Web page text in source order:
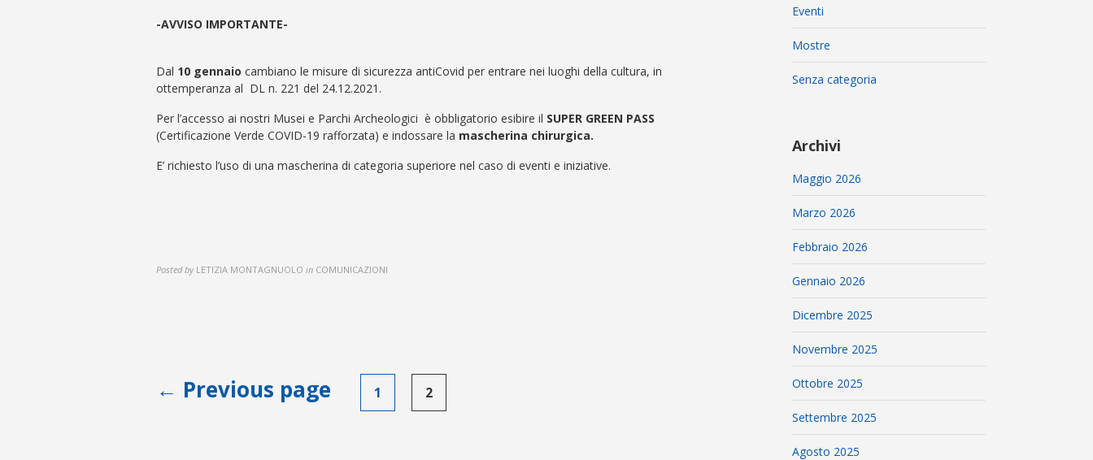
-AVVISO IMPORTANTE-
Dal 10 gennaio cambiano le misure di sicurezza antiCovid per entrare nei luoghi della cultura, in
ottemperanza al DL n. 221 del 24.12.2021.
Per l’accesso ai nostri Musei e Parchi Archeologici è obbligatorio esibire il SUPER GREEN PASS
(Certificazione Verde COVID-19 rafforzata) e indossare la mascherina chirurgica.
E’ richiesto l’uso di una mascherina di categoria superiore nel caso di eventi e iniziative.
Posted by LETIZIA MONTAGNUOLO in COMUNICAZIONI
Paginazione
degli
← Previous page 1 2
Eventi
Mostre
Senza categoria
Archivi
Maggio 2026
Marzo 2026
Febbraio 2026
Gennaio 2026
Dicembre 2025
Novembre 2025
Ottobre 2025
Settembre 2025
Agosto 2025